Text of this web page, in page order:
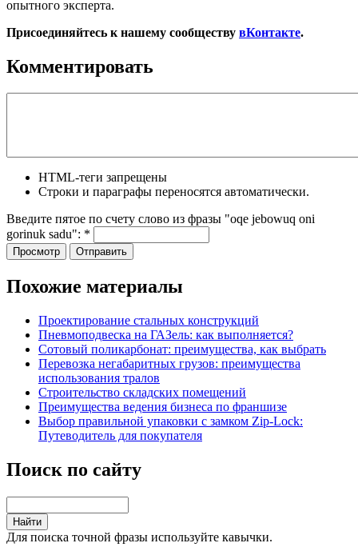
опытного эксперта.
Присоединяйтесь к нашему сообществу вКонтакте.
Комментировать
HTML-теги запрещены
Строки и параграфы переносятся автоматически.
Введите пятое по счету слово из фразы "oqe jebowuq oni
gorinuk sadu": *
Похожие материалы
Проектирование стальных конструкций
Пневмоподвеска на ГАЗель: как выполняется?
Сотовый поликарбонат: преимущества, как выбрать
Перевозка негабаритных грузов: преимущества
использования тралов
Строительство складских помещений
Преимущества ведения бизнеса по франшизе
Выбор правильной упаковки с замком Zip-Lock:
Путеводитель для покупателя
Поиск по сайту
Для поиска точной фразы используйте кавычки.